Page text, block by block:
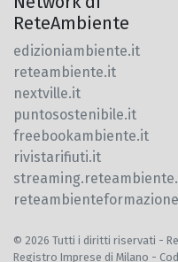
ReteAmbiente
edizioniambiente.it
reteambiente.it
nextville.it
puntosostenibile.it
freebookambiente.it
rivistarifiuti.it
© 2026 Tutti i diritti riservati -
Registro Imprese di Milano -